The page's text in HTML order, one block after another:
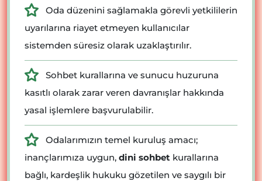
Oda düzenini sağlamakla görevli yetkililerin
uyarılarına riayet etmeyen kullanıcılar
sistemden süresiz olarak uzaklaştırılır.
Sohbet kurallarına ve sunucu huzuruna
kasıtlı olarak zarar veren davranışlar hakkında
yasal işlemlere başvurulabilir.
Odalarımızın temel kuruluş amacı;
inançlarımıza uygun, dini sohbet kurallarına
bağlı, kardeşlik hukuku gözetilen ve saygılı bir